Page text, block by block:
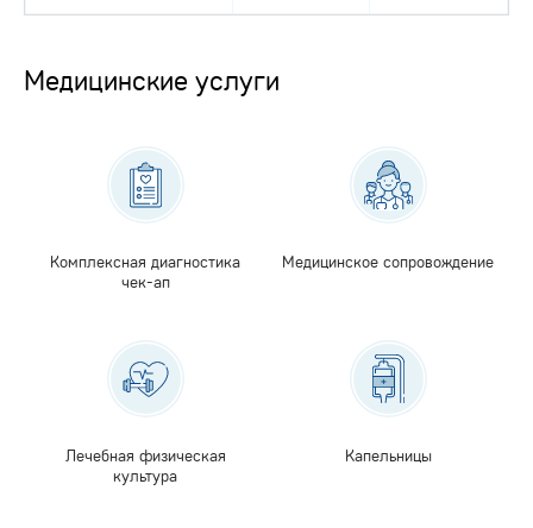
Медицинские услуги
Комплексная диагностика
чек-ап
Медицинское сопровождение
Лечебная физическая
культура
Капельницы